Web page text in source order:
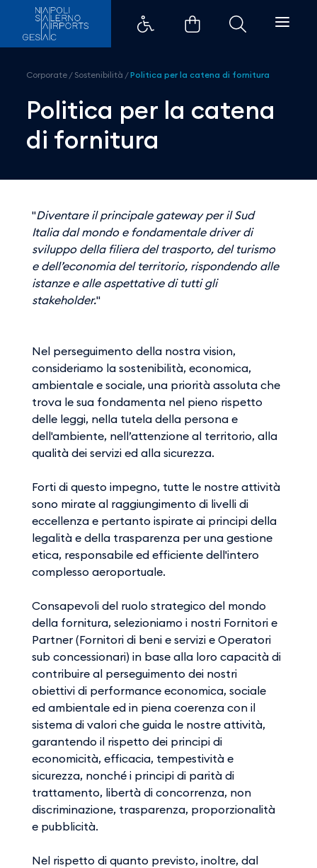
Politica per la catena di
Corporate / Sostenibilità /Politica per la catena di fornitura
Politica per la catena
di fornitura
"Diventare il principale gateway per il Sud
Italia dal mondo e fondamentale driver di
sviluppo della filiera del trasporto, del turismo
e dell’economia del territorio, rispondendo alle
istanze e alle aspettative di tutti gli
stakeholder."
Nel perseguimento della nostra vision,
consideriamo la sostenibilità, economica,
ambientale e sociale, una priorità assoluta che
trova le sua fondamenta nel pieno rispetto
delle leggi, nella tutela della persona e
dell'ambiente, nell’attenzione al territorio, alla
qualità dei servizi ed alla sicurezza.
Forti di questo impegno, tutte le nostre attività
sono mirate al raggiungimento di livelli di
eccellenza e pertanto ispirate ai principi della
legalità e della trasparenza per una gestione
etica, responsabile ed efficiente dell'intero
complesso aeroportuale.
Consapevoli del ruolo strategico del mondo
della fornitura, selezioniamo i nostri Fornitori e
Partner (Fornitori di beni e servizi e Operatori
sub concessionari) in base alla loro capacità di
contribuire al perseguimento dei nostri
obiettivi di performance economica, sociale
ed ambientale ed in piena coerenza con il
sistema di valori che guida le nostre attività,
garantendo il rispetto dei principi di
economicità, efficacia, tempestività e
sicurezza, nonché i principi di parità di
trattamento, libertà di concorrenza, non
discriminazione, trasparenza, proporzionalità
e pubblicità.
Nel rispetto di quanto previsto, inoltre, dal